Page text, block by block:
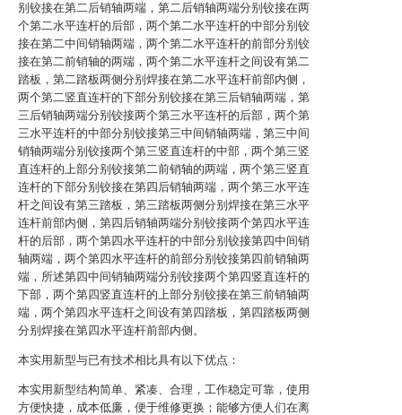
别铰接在第二后销轴两端，第二后销轴两端分别铰接在两
个第二水平连杆的后部，两个第二水平连杆的中部分别铰
接在第二中间销轴两端，两个第二水平连杆的前部分别铰
接在第二前销轴的两端，两个第二水平连杆之间设有第二
踏板，第二踏板两侧分别焊接在第二水平连杆前部内侧，
两个第二竖直连杆的下部分别铰接在第三后销轴两端，第
三后销轴两端分别铰接两个第三水平连杆的后部，两个第
三水平连杆的中部分别铰接第三中间销轴两端，第三中间
销轴两端分别铰接两个第三竖直连杆的中部，两个第三竖
直连杆的上部分别铰接第二前销轴的两端，两个第三竖直
连杆的下部分别铰接在第四后销轴两端，两个第三水平连
杆之间设有第三踏板，第三踏板两侧分别焊接在第三水平
连杆前部内侧，第四后销轴两端分别铰接两个第四水平连
杆的后部，两个第四水平连杆的中部分别铰接第四中间销
轴两端，两个第四水平连杆的前部分别铰接第四前销轴两
端，所述第四中间销轴两端分别铰接两个第四竖直连杆的
下部，两个第四竖直连杆的上部分别铰接在第三前销轴两
端，两个第四水平连杆之间设有第四踏板，第四踏板两侧
分别焊接在第四水平连杆前部内侧。
本实用新型与已有技术相比具有以下优点：
本实用新型结构简单、紧凑、合理，工作稳定可靠，使用
方便快捷，成本低廉，便于维修更换；能够方便人们在离